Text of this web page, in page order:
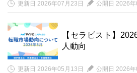
更新日 2026年07月23日 公開日 2026
【セラピスト】
人動向
更新日 2026年05月13日 公開日 2026